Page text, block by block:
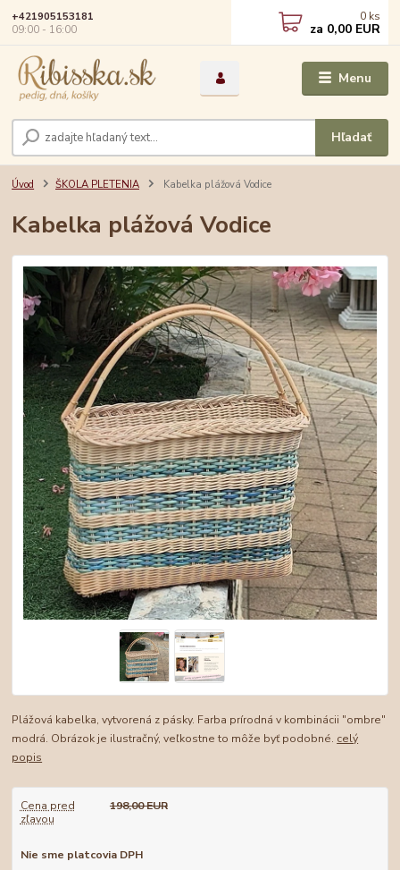
Menu
Hľadať
+421905153181
09:00 - 16:00
0 ks
za 0,00 EUR
Úvod ŠKOLA PLETENIA Kabelka plážová Vodice
Kabelka plážová Vodice
Plážová kabelka, vytvorená z pásky. Farba prírodná v kombinácii "ombre"
modrá. Obrázok je ilustračný, veľkostne to môže byť podobné. celý
popis
Cena pred
zľavou
198,00 EUR
Nie sme platcovia DPH